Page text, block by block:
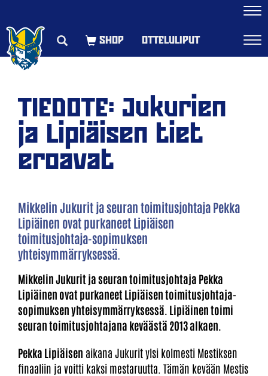
OTTELULIPUT
TIEDOTE: Jukurien
ja Lipiäisen tiet
eroavat
Mikkelin Jukurit ja seuran toimitusjohtaja Pekka
Lipiäinen ovat purkaneet Lipiäisen
toimitusjohtaja-sopimuksen
yhteisymmärryksessä.
Mikkelin Jukurit ja seuran toimitusjohtaja Pekka
Lipiäinen ovat purkaneet Lipiäisen toimitusjohtaja-
sopimuksen yhteisymmärryksessä. Lipiäinen toimi
seuran toimitusjohtajana keväästä 2013 alkaen.
Pekka Lipiäisen aikana Jukurit ylsi kolmesti Mestiksen
finaaliin ja voitti kaksi mestaruutta. Tämän kevään Mestis